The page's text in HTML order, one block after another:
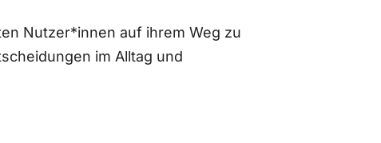
Nutzer*innen auf ihrem Weg zu
im Alltag und